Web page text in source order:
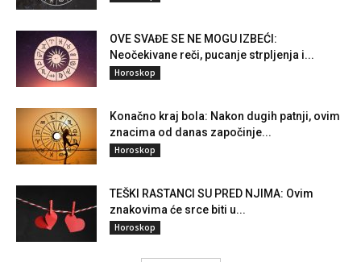
OVE SVAĐE SE NE MOGU IZBEĆI:
Neočekivane reči, pucanje strpljenja i...
Horoskop
Konačno kraj bola: Nakon dugih patnji, ovim
znacima od danas započinje...
Horoskop
TEŠKI RASTANCI SU PRED NJIMA: Ovim
znakovima će srce biti u...
Horoskop